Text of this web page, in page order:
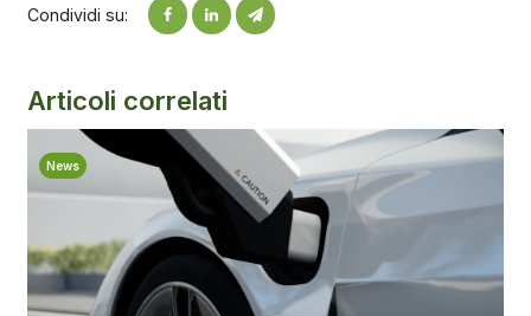
Condividi su:
Articoli correlati
News